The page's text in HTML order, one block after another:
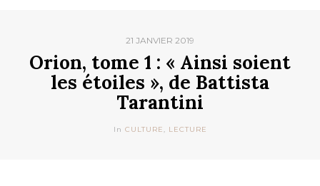
21 JANVIER 2019
Orion, tome 1 : « Ainsi soient
les étoiles », de Battista
Tarantini
In CULTURE, LECTURE